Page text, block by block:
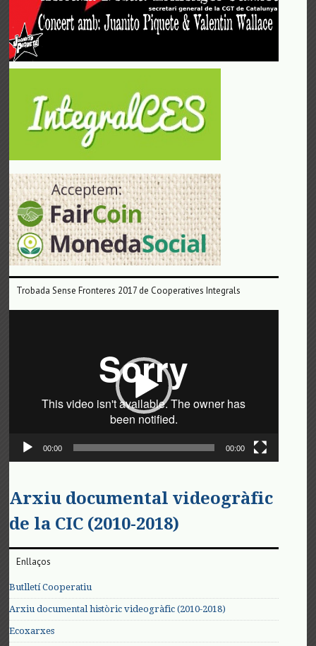
Trobada Sense Fronteres 2017 de Cooperatives Integrals
00:00 00:00
Arxiu documental videogràfic
de la CIC (2010-2018)
Enllaços
Butlletí Cooperatiu
Arxiu documental històric videogràfic (2010-2018)
Ecoxarxes